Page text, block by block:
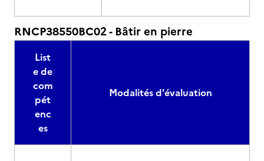
RNCP38550BC02 - Bâtir en pierre
List
e de
com
pét
enc
es
Modalités d'évaluation